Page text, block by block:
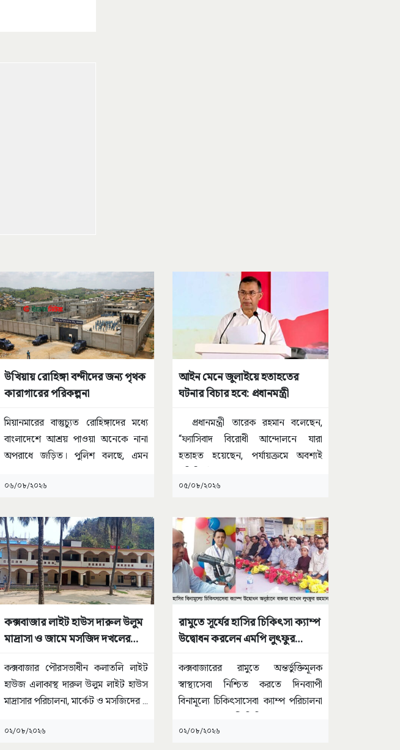
উখিয়ায় রোহিঙ্গা বন্দীদের জন্য পৃথক
কারাগারের পরিকল্পনা
মিয়ানমারের বাস্তুচ্যুত রোহিঙ্গাদের মধ্যে
বাংলাদেশে আশ্রয় পাওয়া অনেকে নানা
অপরাধে জড়িত। পুলিশ বলছে, এমন
০৬/০৮/২০২৬
আইন মেনে জুলাইয়ে হতাহতের
ঘটনার বিচার হবে: প্রধানমন্ত্রী
প্রধানমন্ত্রী তারেক রহমান বলেছেন,
“ফ্যাসিবাদ বিরোধী আন্দোলনে যারা
হতাহত হয়েছেন, পর্যায়ক্রমে অবশ্যই
০৫/০৮/২০২৬
কক্সবাজার লাইট হাউস দারুল উলুম
মাদ্রাসা ও জামে মসজিদ দখলের
কক্সবাজার পৌরসভাধীন কলাতলি লাইট
হাউজ এলাকাস্থ দারুল উলুম লাইট হাউস
মাদ্রাসার পরিচালনা, মার্কেট ও মসজিদের...
০২/০৮/২০২৬
রামুতে সূর্যের হাসির চিকিৎসা ক্যাম্প
উদ্বোধন করলেন এমপি লুৎফুর
কক্সবাজারের রামুতে অন্তর্ভুক্তিমূলক
স্বাস্থ্যসেবা নিশ্চিত করতে দিনব্যাপী
বিনামূল্যে চিকিৎসাসেবা ক্যাম্প পরিচালনা
০২/০৮/২০২৬